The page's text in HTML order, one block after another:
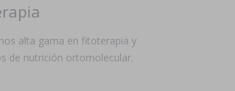
alta gama en fitoterapia y
de nutrición ortomolecular.